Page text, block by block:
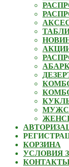
АКЦИИ
КОМБО
КУКЛЫ
КОРЗИНА
УСЛОВИЯ